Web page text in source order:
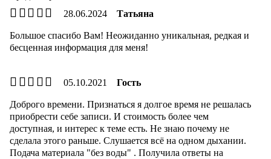
28.06.2024
Татьяна
Большое спасибо Вам! Неожиданно уникальная, редкая и
бесценная информация для меня!
05.10.2021 Гость
Доброго времени. Признаться я долгое время не решалась
приобрести себе записи. И стоимость более чем
доступная, и интерес к теме есть. Не знаю почему не
сделала этого раньше. Слушается всё на одном дыхании.
Подача материала "без воды" . Получила ответы на